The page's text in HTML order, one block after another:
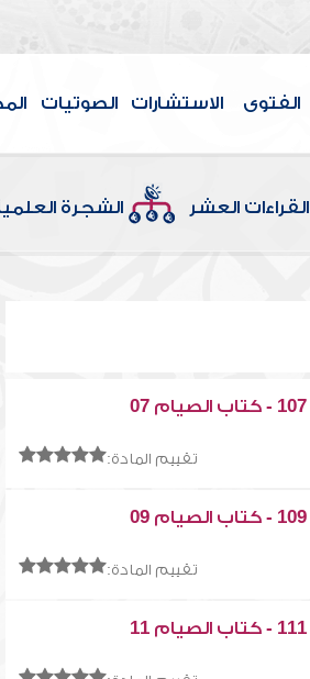
الفتوى الاستشارات الصوتيات
القراءات العشر الشجرة
تقييم المادة:
تقييم المادة: